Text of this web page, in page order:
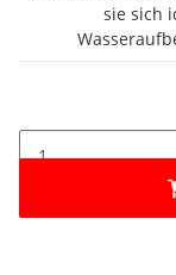
sie sich